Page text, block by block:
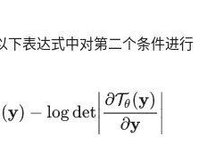
表达式中对第二个条件进行
y − )∂y|